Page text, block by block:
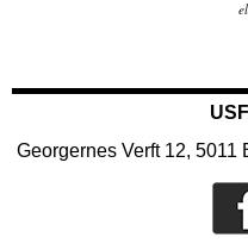
Georgernes Verft 12, 5011